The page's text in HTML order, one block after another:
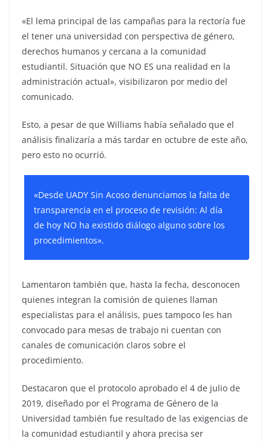
«El lema principal de las campañas para la rectoría fue
el tener una universidad con perspectiva de género,
derechos humanos y cercana a la comunidad
estudiantil. Situación que NO ES una realidad en la
administración actual», visibilizaron por medio del
comunicado.
Esto, a pesar de que Williams había señalado que el
análisis finalizaría a más tardar en octubre de este año,
pero esto no ocurrió.
«Desde UADY Sin Acoso denunciamos la falta de
transparencia en el proceso de revisión: Al día
de hoy NO ha existido diálogo alguno sobre los
procedimientos».
Lamentaron también que, hasta la fecha, desconocen
quienes integran la comisión de quienes llaman
especialistas para el análisis, pues tampoco les han
convocado para mesas de trabajo ni cuentan con
canales de comunicación claros sobre el
procedimiento.
Destacaron que el protocolo aprobado el 4 de julio de
2019, diseñado por el Programa de Género de la
Universidad también fue resultado de las exigencias de
la comunidad estudiantil y ahora precisa ser